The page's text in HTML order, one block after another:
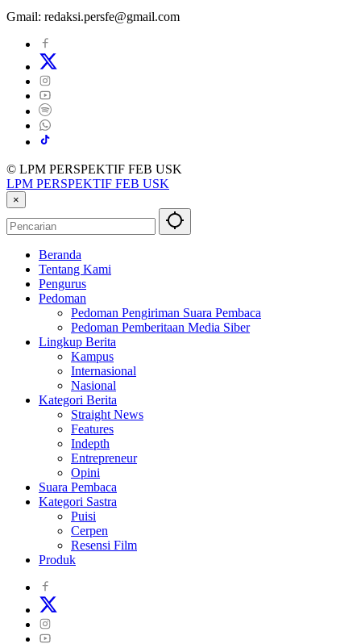
Gmail: redaksi.persfe@gmail.com
© LPM PERSPEKTIF FEB USK
LPM PERSPEKTIF FEB USK
×
Beranda
Tentang Kami
Pengurus
Pedoman
Pedoman Pengiriman Suara Pembaca
Pedoman Pemberitaan Media Siber
Lingkup Berita
Kampus
Internasional
Nasional
Kategori Berita
Straight News
Features
Indepth
Entrepreneur
Opini
Suara Pembaca
Kategori Sastra
Puisi
Cerpen
Resensi Film
Produk